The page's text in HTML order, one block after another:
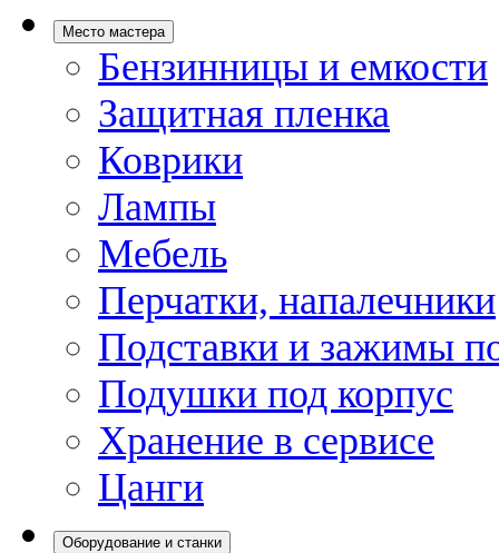
Место мастера
Бензинницы и емкости
Защитная пленка
Коврики
Лампы
Мебель
Перчатки, напалечники
Подставки и зажимы
Подушки под корпус
Хранение в сервисе
Цанги
Оборудование и станки